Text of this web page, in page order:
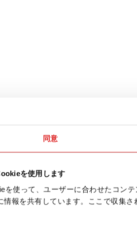
同意
を使用します
を使って、ユーザーに合わせたコン
情報を共有しています。ここで収集